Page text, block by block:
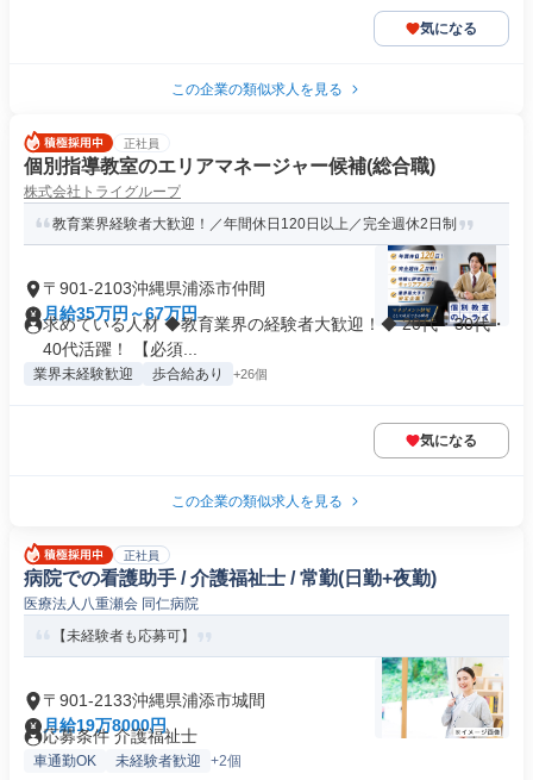
気になる
この企業の類似求人を見る
正社員
個別指導教室のエリアマネージャー候補(総合職)
株式会社トライグループ
教育業界経験者大歓迎！／年間休日120日以上／完全週休2日制
〒901-2103沖縄県浦添市仲間
月給35万円～67万円
求めている人材 ◆教育業界の経験者大歓迎！◆ 20代・30代・
40代活躍！ 【必須...
業界未経験歓迎 歩合給あり +26個
気になる
この企業の類似求人を見る
正社員
病院での看護助手 / 介護福祉士 / 常勤(日勤+夜勤)
医療法人八重瀬会 同仁病院
【未経験者も応募可】
〒901-2133沖縄県浦添市城間
月給19万8000円
応募条件 介護福祉士
車通勤OK 未経験者歓迎 +2個